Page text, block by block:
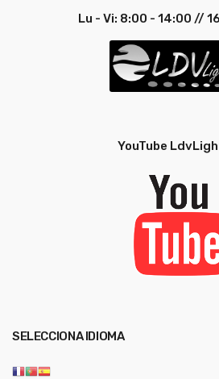
Lu - Vi: 8:00 - 14:00 //
YouTube
SELECCIONA IDIOMA